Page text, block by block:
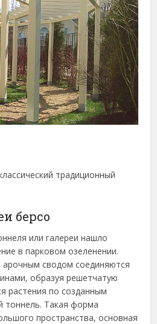
традиционный
берсо
или галереи нашло
в парковом озеленении.
сводом соединяются
образуя решетчатую
растения по созданным
тоннель. Такая форма
пространства, основная